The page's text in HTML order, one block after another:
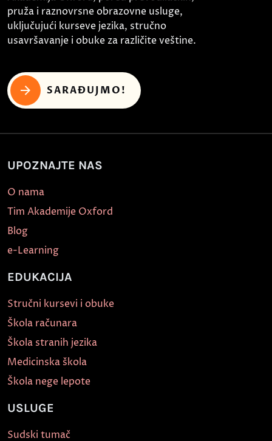
pruža i raznovrsne obrazovne usluge,
uključujući kurseve jezika, stručno
usavršavanje i obuke za različite veštine.
SARAĐUJMO!
UPOZNAJTE NAS
O nama
Tim Akademije Oxford
Blog
e-Learning
EDUKACIJA
Stručni kursevi i obuke
Škola računara
Škola stranih jezika
Medicinska škola
Škola nege lepote
USLUGE
Sudski tumač